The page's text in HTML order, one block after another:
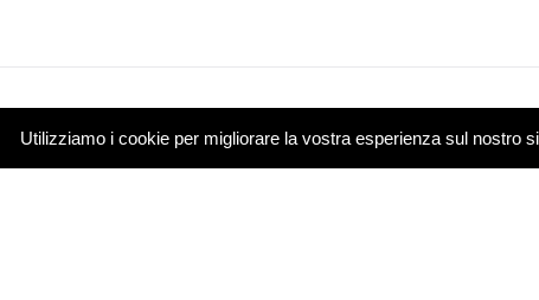
Utilizziamo i cookie per migliorare la vostra esperienza sul nostro